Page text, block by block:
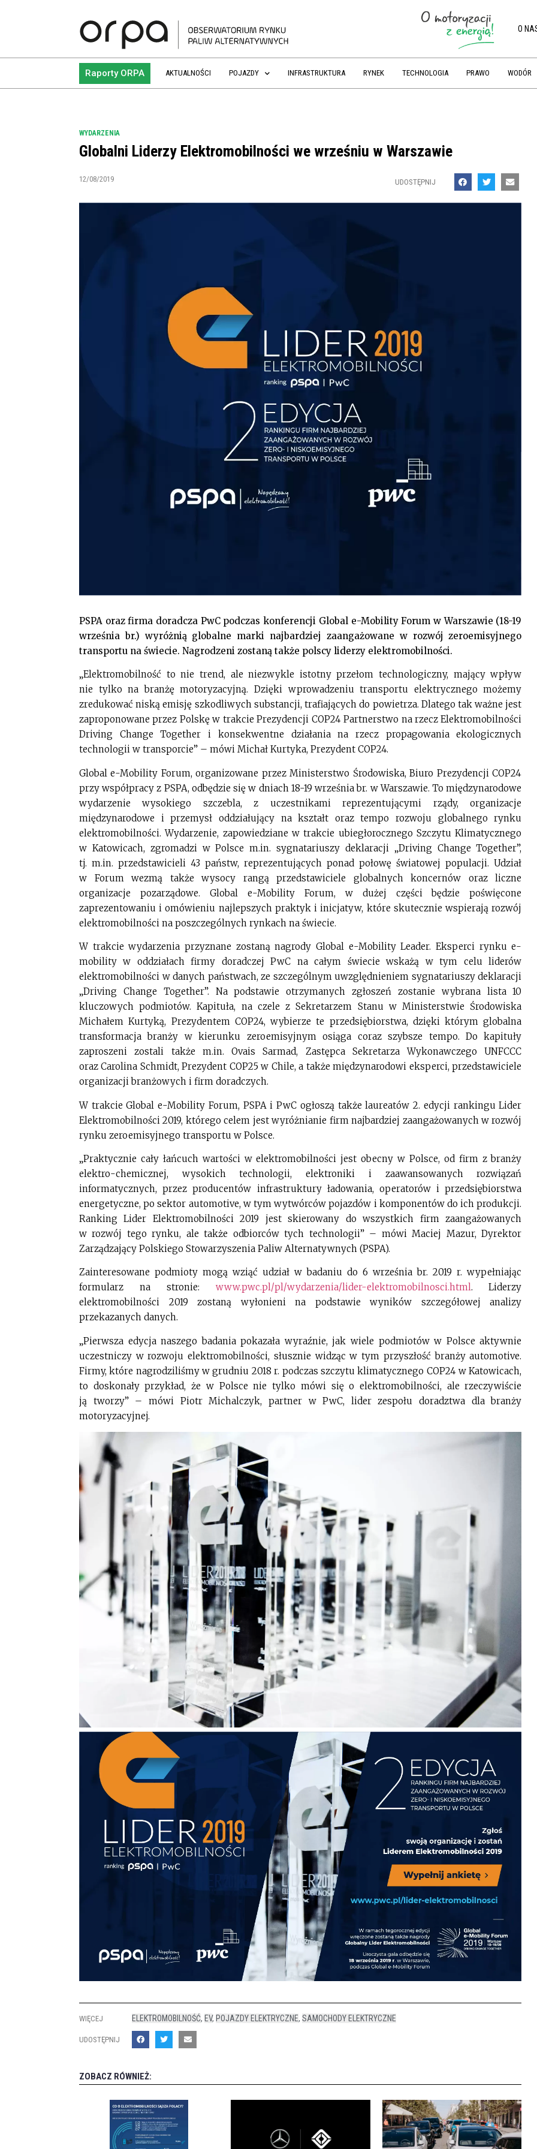
O
Raporty ORPA AKTUALNOŚCI POJAZDY INFRASTRUKTURA RYNEK TECHNOLOGIA PRAWO WODÓR
WYDARZENIA
Globalni Liderzy Elektromobilności we wrześniu w Warszawie
12/08/2019 UDOSTĘPNIJ
PSPA oraz firma doradcza PwC podczas konferencji Global e-Mobility Forum w Warszawie (18-19
września br.) wyróżnią globalne marki najbardziej zaangażowane w rozwój zeroemisyjnego
transportu na świecie. Nagrodzeni zostaną także polscy liderzy elektromobilności.
„Elektromobilność to nie trend, ale niezwykle istotny przełom technologiczny, mający wpływ
nie tylko na branżę motoryzacyjną. Dzięki wprowadzeniu transportu elektrycznego możemy
zredukować niską emisję szkodliwych substancji, trafiających do powietrza. Dlatego tak ważne jest
zaproponowane przez Polskę w trakcie Prezydencji COP24 Partnerstwo na rzecz Elektromobilności
Driving Change Together i konsekwentne działania na rzecz propagowania ekologicznych
technologii w transporcie” – mówi Michał Kurtyka, Prezydent COP24.
Global e-Mobility Forum, organizowane przez Ministerstwo Środowiska, Biuro Prezydencji COP24
przy współpracy z PSPA, odbędzie się w dniach 18-19 września br. w Warszawie. To międzynarodowe
wydarzenie wysokiego szczebla, z uczestnikami reprezentującymi rządy, organizacje
międzynarodowe i przemysł oddziałujący na kształt oraz tempo rozwoju globalnego rynku
elektromobilności. Wydarzenie, zapowiedziane w trakcie ubiegłorocznego Szczytu Klimatycznego
w Katowicach, zgromadzi w Polsce m.in. sygnatariuszy deklaracji „Driving Change Together”,
tj. m.in. przedstawicieli 43 państw, reprezentujących ponad połowę światowej populacji. Udział
w Forum wezmą także wysocy rangą przedstawiciele globalnych koncernów oraz liczne
organizacje pozarządowe. Global e-Mobility Forum, w dużej części będzie poświęcone
zaprezentowaniu i omówieniu najlepszych praktyk i inicjatyw, które skutecznie wspierają rozwój
elektromobilności na poszczególnych rynkach na świecie.
W trakcie wydarzenia przyznane zostaną nagrody Global e-Mobility Leader. Eksperci rynku e-
mobility w oddziałach firmy doradczej PwC na całym świecie wskażą w tym celu liderów
elektromobilności w danych państwach, ze szczególnym uwzględnieniem sygnatariuszy deklaracji
„Driving Change Together”. Na podstawie otrzymanych zgłoszeń zostanie wybrana lista 10
kluczowych podmiotów. Kapituła, na czele z Sekretarzem Stanu w Ministerstwie Środowiska
Michałem Kurtyką, Prezydentem COP24, wybierze te przedsiębiorstwa, dzięki którym globalna
transformacja branży w kierunku zeroemisyjnym osiąga coraz szybsze tempo. Do kapituły
zaproszeni zostali także m.in. Ovais Sarmad, Zastępca Sekretarza Wykonawczego UNFCCC
oraz Carolina Schmidt, Prezydent COP25 w Chile, a także międzynarodowi eksperci, przedstawiciele
organizacji branżowych i firm doradczych.
W trakcie Global e-Mobility Forum, PSPA i PwC ogłoszą także laureatów 2. edycji rankingu Lider
Elektromobilności 2019, którego celem jest wyróżnianie firm najbardziej zaangażowanych w rozwój
rynku zeroemisyjnego transportu w Polsce.
„Praktycznie cały łańcuch wartości w elektromobilności jest obecny w Polsce, od firm z branży
elektro-chemicznej, wysokich technologii, elektroniki i zaawansowanych rozwiązań
informatycznych, przez producentów infrastruktury ładowania, operatorów i przedsiębiorstwa
energetyczne, po sektor automotive, w tym wytwórców pojazdów i komponentów do ich produkcji.
Ranking Lider Elektromobilności 2019 jest skierowany do wszystkich firm zaangażowanych
w rozwój tego rynku, ale także odbiorców tych technologii” – mówi Maciej Mazur, Dyrektor
Zarządzający Polskiego Stowarzyszenia Paliw Alternatywnych (PSPA).
Zainteresowane podmioty mogą wziąć udział w badaniu do 6 września br. 2019 r. wypełniając
formularz na stronie: www.pwc.pl/pl/wydarzenia/lider-elektromobilnosci.html. Liderzy
elektromobilności 2019 zostaną wyłonieni na podstawie wyników szczegółowej analizy
przekazanych danych.
„Pierwsza edycja naszego badania pokazała wyraźnie, jak wiele podmiotów w Polsce aktywnie
uczestniczy w rozwoju elektromobilności, słusznie widząc w tym przyszłość branży automotive.
Firmy, które nagrodziliśmy w grudniu 2018 r. podczas szczytu klimatycznego COP24 w Katowicach,
to doskonały przykład, że w Polsce nie tylko mówi się o elektromobilności, ale rzeczywiście
ją tworzy” – mówi Piotr Michalczyk, partner w PwC, lider zespołu doradztwa dla branży
motoryzacyjnej.
WIĘCEJ ELEKTROMOBILNOŚĆ, EV, POJAZDY ELEKTRYCZNE, SAMOCHODY ELEKTRYCZNE
UDOSTĘPNIJ
ZOBACZ RÓWNIEŻ: